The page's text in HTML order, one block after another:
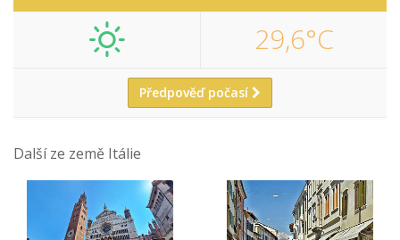
29,6°C
Předpověď počasí
Další ze země Itálie